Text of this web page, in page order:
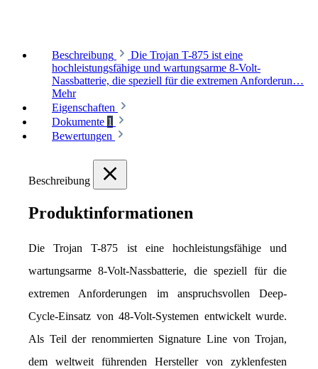
Beschreibung
Die Trojan T-875 ist eine
hochleistungsfähige und wartungsarme 8-Volt-
Nassbatterie, die speziell für die extremen Anforderun…
Mehr
Eigenschaften
Dokumente 1
Bewertungen
Beschreibung
Produktinformationen
Die Trojan T-875 ist eine hochleistungsfähige und
wartungsarme 8-Volt-Nassbatterie, die speziell für die
extremen Anforderungen im anspruchsvollen Deep-
Cycle-Einsatz von 48-Volt-Systemen entwickelt wurde.
Als Teil der renommierten Signature Line von Trojan,
dem weltweit führenden Hersteller von zyklenfesten